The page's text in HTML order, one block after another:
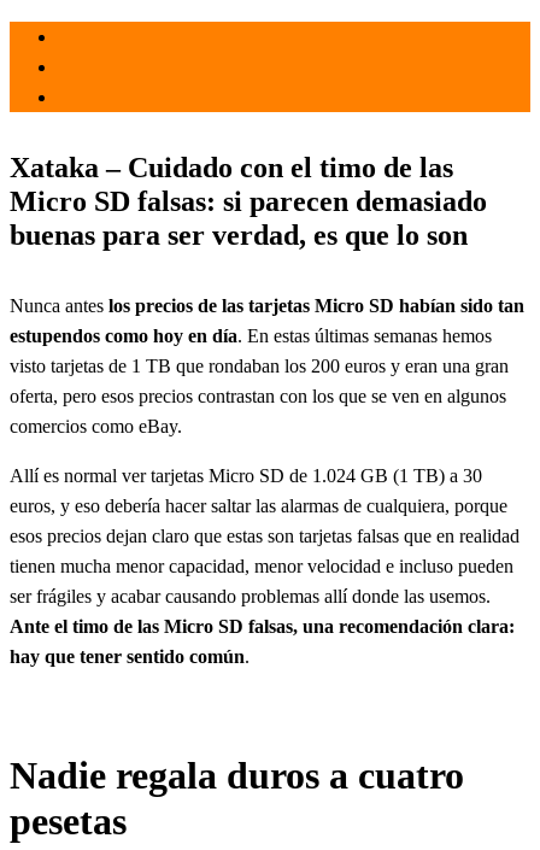
Xataka – Cuidado con el timo de las
Micro SD falsas: si parecen demasiado
buenas para ser verdad, es que lo son
Nunca antes los precios de las tarjetas Micro SD habían sido tan
estupendos como hoy en día. En estas últimas semanas hemos
visto tarjetas de 1 TB que rondaban los 200 euros y eran una gran
oferta, pero esos precios contrastan con los que se ven en algunos
comercios como eBay.
Allí es normal ver tarjetas Micro SD de 1.024 GB (1 TB) a 30
euros, y eso debería hacer saltar las alarmas de cualquiera, porque
esos precios dejan claro que estas son tarjetas falsas que en realidad
tienen mucha menor capacidad, menor velocidad e incluso pueden
ser frágiles y acabar causando problemas allí donde las usemos.
Ante el timo de las Micro SD falsas, una recomendación clara:
hay que tener sentido común.
Nadie regala duros a cuatro
pesetas